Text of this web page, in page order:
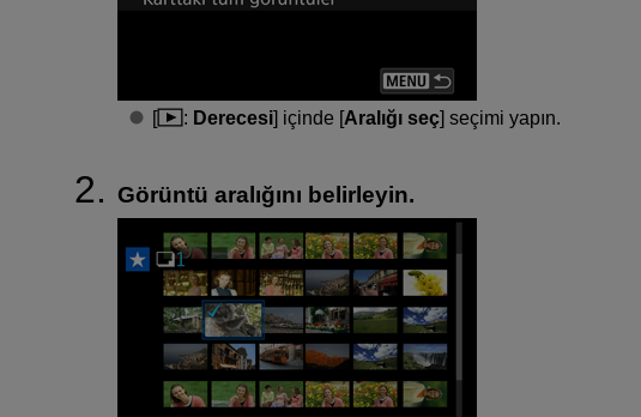
[ : Derecesi] içinde [Aralığı seç] seçimi yapın.
Görüntü aralığını belirleyin.